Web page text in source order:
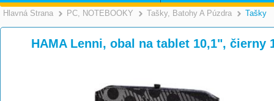
Hlavná Strana PC, NOTEBOOKY Tašky, Batohy A Púzdra Tašky
HAMA Lenni, obal na tablet 10,1", čierny